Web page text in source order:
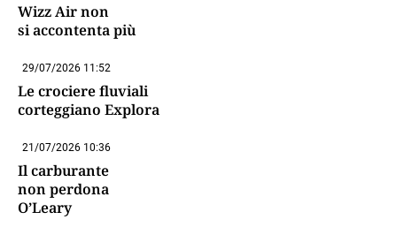
Wizz Air non
si accontenta più
29/07/2026 11:52
Le crociere fluviali
corteggiano Explora
21/07/2026 10:36
Il carburante
non perdona
O’Leary